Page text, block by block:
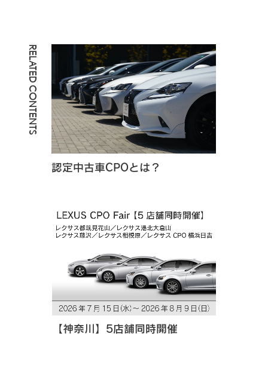
RELATED CONTENTS
認定中古車CPOとは？
【神奈川】5店舗同時開催